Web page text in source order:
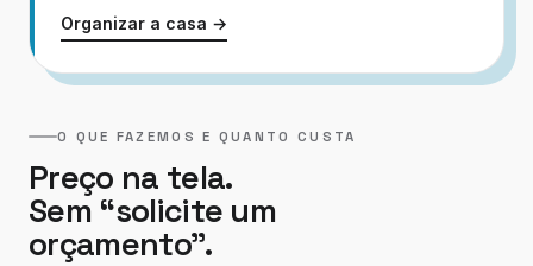
Organizar a casa →
O QUE FAZEMOS E QUANTO CUSTA
Preço na tela.
Sem “solicite um
orçamento”.